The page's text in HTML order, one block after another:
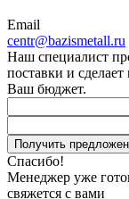
Email
centr@bazismetall.ru
Наш специалист
поставки и
Ваш бюджет.
Получить
Спасибо!
Менеджер уже
свяжется с вами